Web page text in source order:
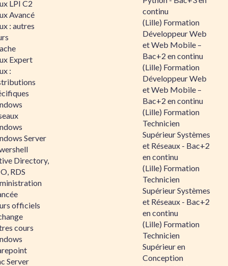
LPI C2
Avancé
: autres
Expert
:
Server
Directory,
RDS
officiels
cours
Server
continu
(Lille) Formation
Développeur Web
et Web Mobile –
Bac+2 en continu
(Lille) Formation
Développeur Web
et Web Mobile –
Bac+2 en continu
(Lille) Formation
Technicien
Supérieur Systèmes
et Réseaux - Bac+2
en continu
(Lille) Formation
Technicien
Supérieur Systèmes
et Réseaux - Bac+2
en continu
(Lille) Formation
Technicien
Supérieur en
Conception